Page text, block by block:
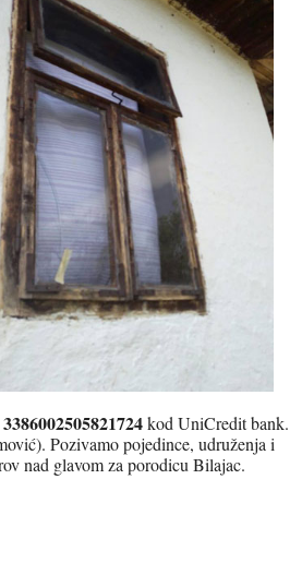
3386002505821724kod UniCredit bank.
Pozivamo pojedince, udruženja i
nad glavom za porodicu Bilajac.